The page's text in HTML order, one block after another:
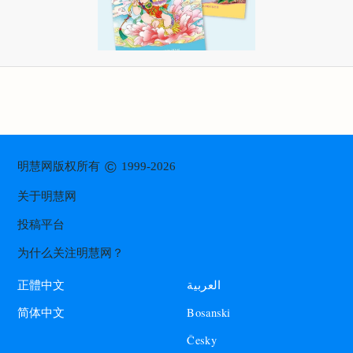
明慧网版权所有© 1999-2026
关于明慧网
投稿平台
为什么关注明慧网？
正體中文
简体中文
العربية
Bosanski
Česky